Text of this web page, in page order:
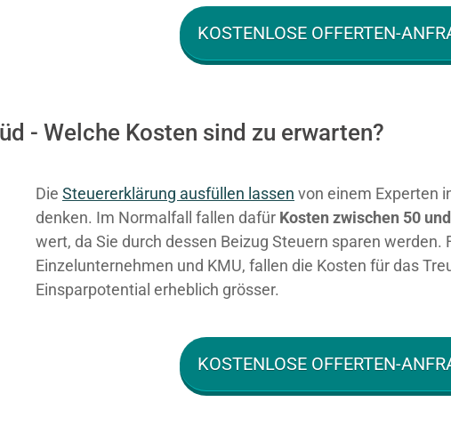
KOSTENLOSE OFFERTEN-
- Welche Kosten sind zu erwarten?
Die Steuererklärung ausfüllen lassen von einem Experten
denken. Im Normalfall fallen dafür Kosten zwischen 50
wert, da Sie durch dessen Beizug Steuern sparen
Einzelunternehmen und KMU, fallen die Kosten für das
Einsparpotential erheblich grösser.
KOSTENLOSE OFFERTEN-